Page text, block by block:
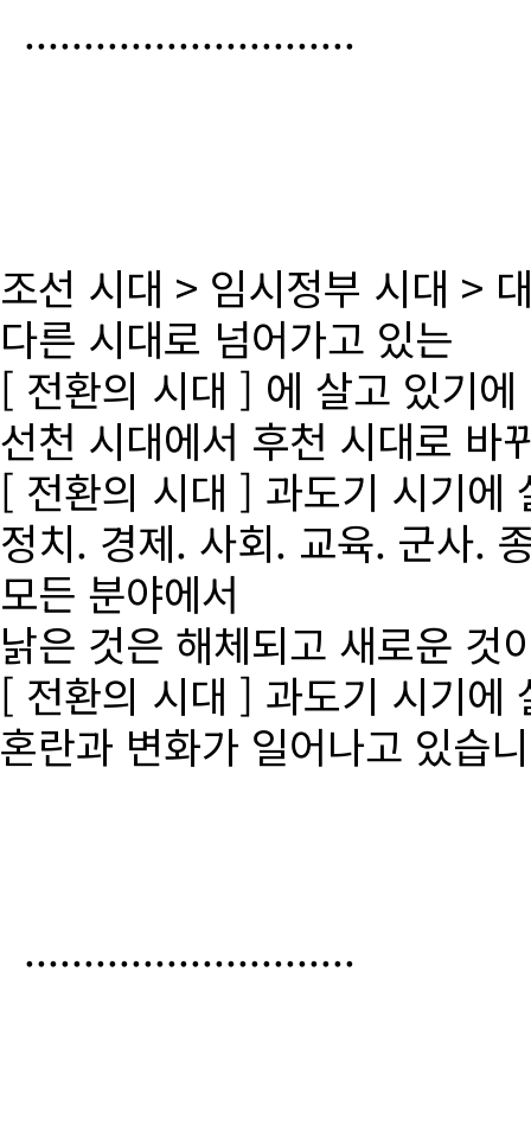
............................
조선 시대 > 임시정부 시대 >
다른 시대로 넘어가고 있는
[ 전환의 시대 ] 에 살고 있기에
선천 시대에서 후천 시대로 바
[ 전환의 시대 ] 과도기 시기에
정치. 경제. 사회. 교육. 군사.
모든 분야에서
낡은 것은 해체되고 새로운 것
[ 전환의 시대 ] 과도기 시기에
혼란과 변화가 일어나고 있습
............................